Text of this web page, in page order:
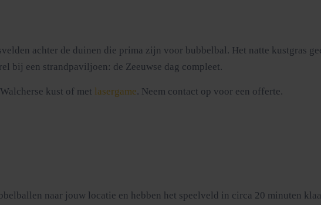
achter de duinen die prima zijn voor bubbelbal. Het natte kustgras
bij een strandpaviljoen: de Zeeuwse dag compleet.
kust of met lasergame. Neem contact op voor een offerte.
naar jouw locatie en hebben het speelveld in circa 20 minuten